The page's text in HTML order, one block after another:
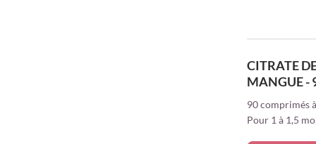
CITRATE
MANGUE -
90 comprimés
Pour 1 à 1,5